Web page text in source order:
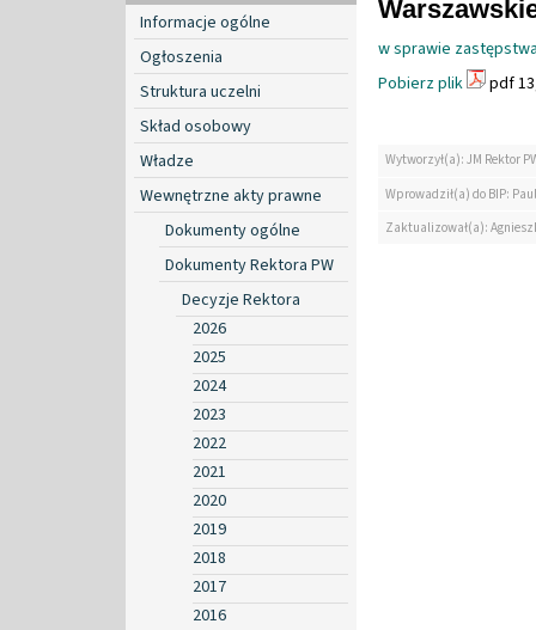
Informacje ogólne
Ogłoszenia
Struktura uczelni
Skład osobowy
Władze
Wewnętrzne akty prawne
Dokumenty ogólne
Dokumenty Rektora PW
Decyzje Rektora
2026
2025
2024
2023
2022
2021
2020
2019
2018
2017
2016
w sprawie
Pobierz plik
pdf
Wytworzył(a): JM Rektor
Wprowadził(a) do BIP:
Zaktualizował(a):